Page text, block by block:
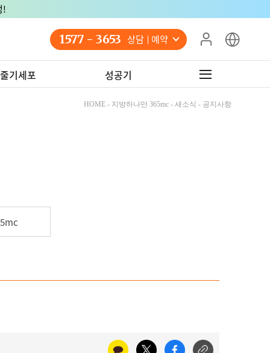
!
1577 - 3653 상담 예약
기세포 성공기
HOME - 지방하나만 365mc - 새소식 - 공지사항